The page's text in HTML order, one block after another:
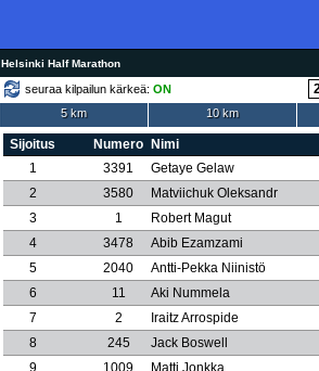
Helsinki Half Marathon
seuraa kilpailun kärkeä: ON
5 km
10 km
Sijoitus Numero
Nimi
1
3391
Getaye Gelaw
2
3580
Matviichuk Oleksandr
3
1
Robert Magut
4
3478
Abib Ezamzami
5
2040
Antti-Pekka Niinistö
6
11
Aki Nummela
7
2
Iraitz Arrospide
8
245
Jack Boswell
9
1009
Matti Jonkka